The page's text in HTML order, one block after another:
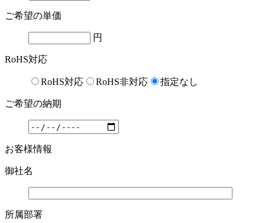
ご希望の単価
円
RoHS対応
RoHS対応 RoHS非対応 指定なし
ご希望の納期
お客様情報
御社名
所属部署